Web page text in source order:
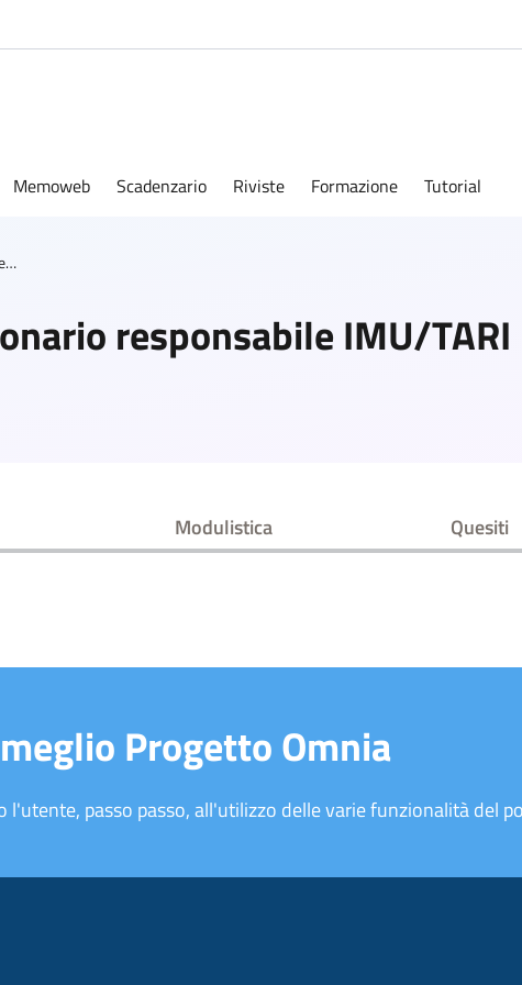
Memoweb Scadenzario Riviste Formazione Tutorial
Designazione del funzionario responsabile IMU/TARI
responsabile IMU/TARI
Modulistica Quesiti
Progetto Omnia
passo passo, all'utilizzo delle varie funzionalità del